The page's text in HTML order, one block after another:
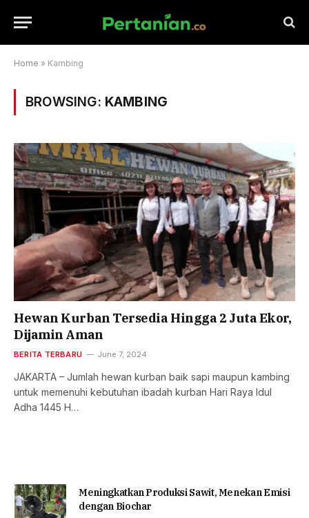
Home » Kambing
BROWSING: KAMBING
Hewan Kurban Tersedia Hingga 2 Juta Ekor,
Dijamin Aman
BERITA TERBARU June 7, 2024
JAKARTA – Jumlah hewan kurban baik sapi maupun kambing
untuk memenuhi kebutuhan ibadah kurban Hari Raya Idul
Adha 1445 H…
Meningkatkan Produksi Sawit, Menekan Emisi
dengan Biochar